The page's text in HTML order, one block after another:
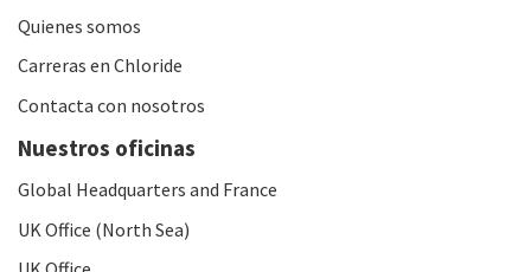
Quienes somos
Carreras en Chloride
Contacta con nosotros
Nuestros oficinas
Global Headquarters and France
UK Office (North Sea)